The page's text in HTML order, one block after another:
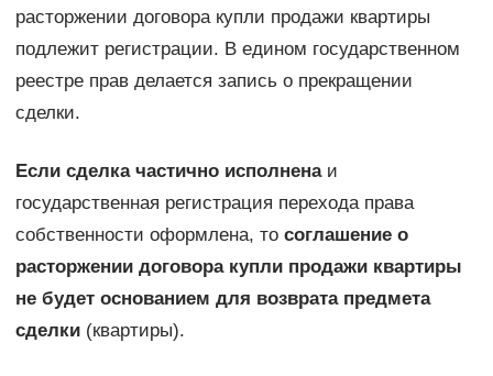
расторжении договора купли продажи квартиры
подлежит регистрации. В едином государственном
реестре прав делается запись о прекращении
сделки.
Если сделка частично исполненаи
государственная регистрация перехода права
собственности оформлена, то соглашение о
расторжении договора купли продажи квартиры
не будет основанием для возврата предмета
сделки(квартиры).